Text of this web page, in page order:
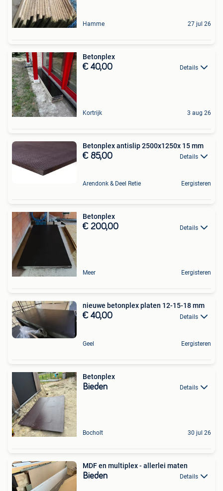
Hamme 27 jul 26
Betonplex
€ 40,00 Details
Kortrijk 3 aug 26
Betonplex antislip 2500x1250x 15 mm
€ 85,00 Details
Arendonk & Deel Retie Eergisteren
Betonplex
€ 200,00 Details
Meer Eergisteren
nieuwe betonplex platen 12-15-18 mm
€ 40,00 Details
Geel Eergisteren
Betonplex
Bieden Details
Bocholt 30 jul 26
MDF en multiplex - allerlei maten
Bieden Details